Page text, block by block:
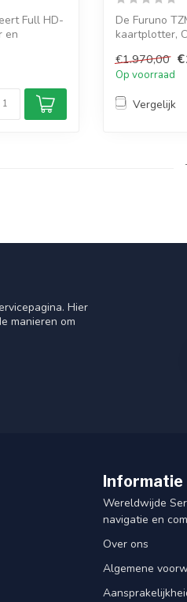
Full HD-
en
De Furuno
kaartplotter,
€1.970,00
Op voorraad
Vergelijk
Hier
manieren om
Informatie
Wereldwijde
navigatie en
Over ons
Algemene